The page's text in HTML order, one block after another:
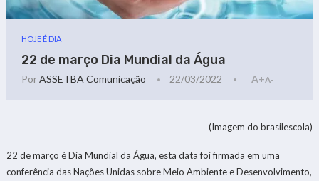
HOJE É DIA
22 de março Dia Mundial da Água
PorASSETBA Comunicação 22/03/2022 A+A-
(Imagem do brasilescola)
22 de março é Dia Mundial da Água, esta data foi firmada em uma
conferência das Nações Unidas sobre Meio Ambiente e Desenvolvimento,